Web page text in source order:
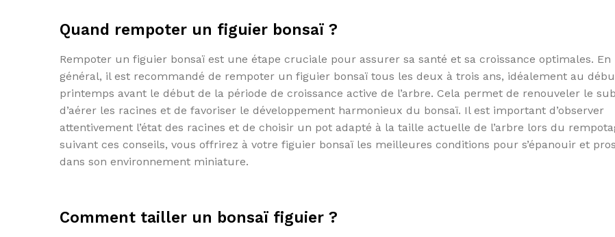
Quand rempoter un figuier bonsaï ?
Rempoter un figuier bonsaï est une étape cruciale pour assurer sa santé et sa croissance optimales. En
général, il est recommandé de rempoter un figuier bonsaï tous les deux à trois ans, idéalement au
printemps avant le début de la période de croissance active de l’arbre. Cela permet de renouveler le
d’aérer les racines et de favoriser le développement harmonieux du bonsaï. Il est important d’observer
attentivement l’état des racines et de choisir un pot adapté à la taille actuelle de l’arbre lors du
suivant ces conseils, vous offrirez à votre figuier bonsaï les meilleures conditions pour s’épanouir et
dans son environnement miniature.
Comment tailler un bonsaï figuier ?